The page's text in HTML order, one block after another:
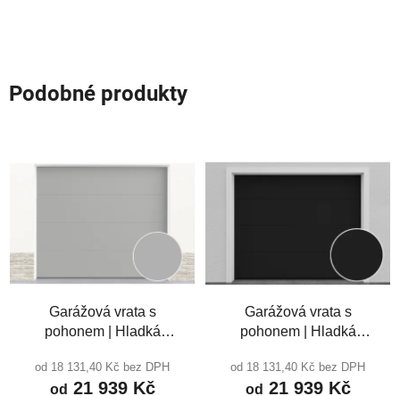
Podobné produkty
Garážová vrata s
pohonem | Hladká
drážky
od 18 131,40 Kč bez DPH
od 21 939 Kč
Garážová vrata s
pohonem | Hladká
drážky
od 18 131,40 Kč bez DPH
od 21 939 Kč